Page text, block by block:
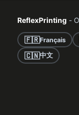
ReflexPrinting -
🇫🇷Français
🇨🇳中文